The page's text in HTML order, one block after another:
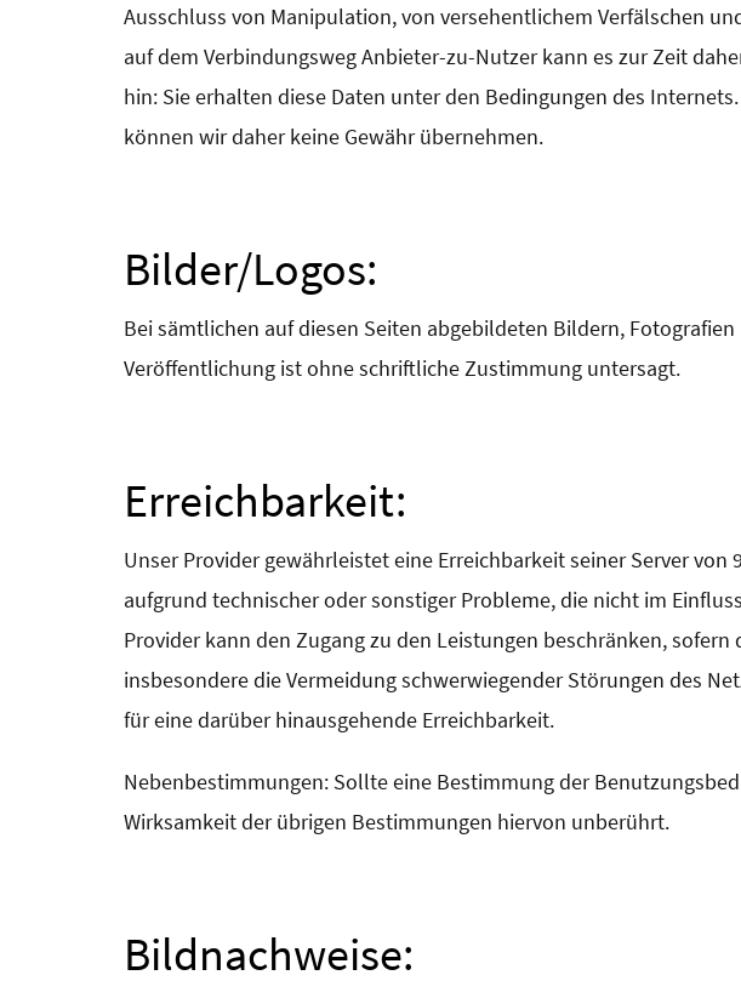
Ausschluss von Manipulation, von versehentlichem Verfälschen
auf dem Verbindungsweg Anbieter-zu-Nutzer kann es zur Zeit
hin: Sie erhalten diese Daten unter den Bedingungen des
können wir daher keine Gewähr übernehmen.
Bilder/Logos:
Bei sämtlichen auf diesen Seiten abgebildeten Bildern,
Veröffentlichung ist ohne schriftliche Zustimmung untersagt.
Erreichbarkeit:
Unser Provider gewährleistet eine Erreichbarkeit seiner Server
aufgrund technischer oder sonstiger Probleme, die nicht im
Provider kann den Zugang zu den Leistungen beschränken,
insbesondere die Vermeidung schwerwiegender Störungen des
für eine darüber hinausgehende Erreichbarkeit.
Nebenbestimmungen: Sollte eine Bestimmung der
Wirksamkeit der übrigen Bestimmungen hiervon unberührt.
Bildnachweise: